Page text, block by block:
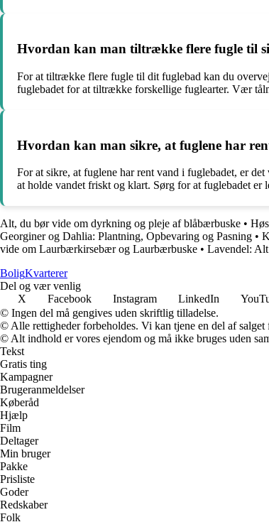
Hvordan kan man tiltrække flere fugle til
For at tiltrække flere fugle til dit fuglebad kan du
fuglebadet for at tiltrække forskellige fuglearter. Vær
Hvordan kan man sikre, at fuglene har
For at sikre, at fuglene har rent vand i fuglebadet, er
at holde vandet friskt og klart. Sørg for at fuglebadet
Alt, du bør vide om dyrkning og pleje af blåbærbuske •
Georginer og Dahlia: Plantning, Opbevaring og Pasning •
vide om Laurbærkirsebær og Laurbærbuske • Lavendel:
BoligKvarterer
Del og vær venlig
X
Facebook Instagram LinkedIn
© Ingen del må gengives uden skriftlig tilladelse.
© Alle rettigheder forbeholdes. Vi kan tjene en del af
© Alt indhold er vores ejendom og må ikke bruges uden
Tekst
Gratis ting
Kampagner
Brugeranmeldelser
Køberåd
Hjælp
Film
Deltager
Min bruger
Pakke
Prisliste
Goder
Redskaber
Folk